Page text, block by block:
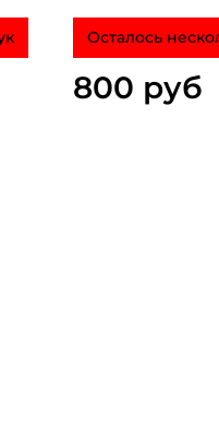
Осталось
800 руб